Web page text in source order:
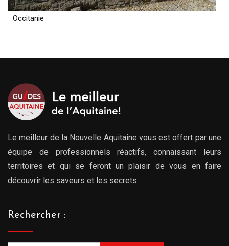
Occitanie
Le meilleur de la Nouvelle Aquitaine vous est offert par une
équipe de professionnels réactifs, connaissant leurs
territoires et qui se feront un plaisir de vous en faire
découvrir les saveurs et les secrets.
Rechercher :